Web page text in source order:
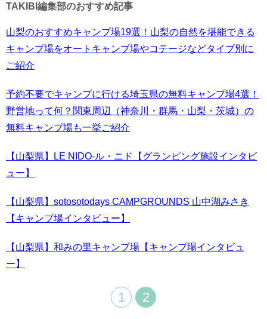
TAKIBI編集部のおすすめ記事
山梨のおすすめキャンプ場19選！山梨の自然を堪能できる
キャンプ場をオートキャンプ場やコテージなどタイプ別に
ご紹介
予約不要でキャンプに行ける埼玉県の無料キャンプ場4選！
野営地って何？関東周辺（神奈川・群馬・山梨・茨城）の
無料キャンプ場も一挙ご紹介
【山梨県】LE NIDO-ル・ニド【グランピング施設インタビ
ュー】
【山梨県】sotosotodays CAMPGROUNDS 山中湖みさき
【キャンプ場インタビュー】
【山梨県】和みの里キャンプ場【キャンプ場インタビュ
ー】
1 2